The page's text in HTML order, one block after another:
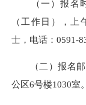
（一）报名时
（工作日），上
士，电话：0591-
（二）报名邮
公区6号楼1030室。